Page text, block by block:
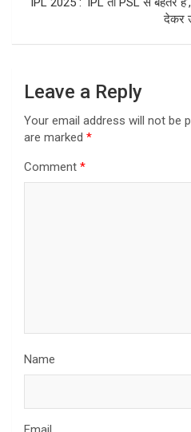
देकर
Leave a Reply
Your email address will not be
are marked *
Comment *
Name